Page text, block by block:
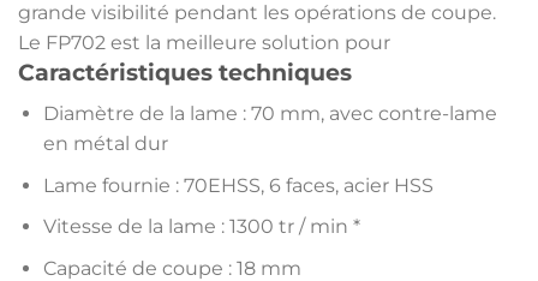
grande visibilité pendant les opérations de coupe.
Le FP702 est la meilleure solution pour
Caractéristiques techniques
Diamètre de la lame : 70 mm, avec contre-lame
en métal dur
Lame fournie : 70EHSS, 6 faces, acier HSS
Vitesse de la lame : 1300 tr / min *
Capacité de coupe : 18 mm